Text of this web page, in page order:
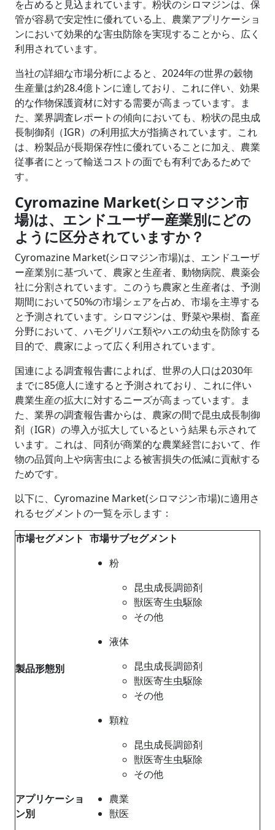
を占めると見込まれています。粉状のシロマジンは、保
管が容易で安定性に優れている上、農業アプリケーショ
ンにおいて効果的な害虫防除を実現することから、広く
利用されています。
当社の詳細な市場分析によると、2024年の世界の穀物
生産量は約28.4億トンに達しており、これに伴い、効果
的な作物保護資材に対する需要が高まっています。ま
た、業界調査レポートの傾向においても、粉状の昆虫成
長制御剤（IGR）の利用拡大が指摘されています。これ
は、粉製品が長期保存性に優れていることに加え、農業
従事者にとって輸送コストの面でも有利であるためで
す。
Cyromazine Market(シロマジン市
場)は、エンドユーザー産業別にどの
ように区分されていますか？
Cyromazine Market(シロマジン市場)は、エンドユーザ
ー産業別に基づいて、農家と生産者、動物病院、農薬会
社に分割されています。このうち農家と生産者は、予測
期間において50%の市場シェアを占め、市場を主導する
と予測されています。シロマジンは、野菜や果樹、畜産
分野において、ハモグリバエ類やハエの幼虫を防除する
目的で、農家によって広く利用されています。
国連による調査報告書によれば、世界の人口は2030年
までに85億人に達すると予測されており、これに伴い
農業生産の拡大に対するニーズが高まっています。ま
た、業界の調査報告書からは、農家の間で昆虫成長制御
剤（IGR）の導入が拡大しているという結果も示されて
います。これは、同剤​​が商業的な農業経営において、作
物の品質向上や病害虫による被害損失の低減に貢献する
ためです。
以下に、Cyromazine Market(シロマジン市場)に適用さ
れるセグメントの一覧を示します：
市場セグメント 市場サブセグメント
製品形態別
粉
昆虫成長調節剤
獣医寄生虫駆除
その他
液体
昆虫成長調節剤
獣医寄生虫駆除
その他
顆粒
昆虫成長調節剤
獣医寄生虫駆除
その他
アプリケーショ
ン別
農業
獣医